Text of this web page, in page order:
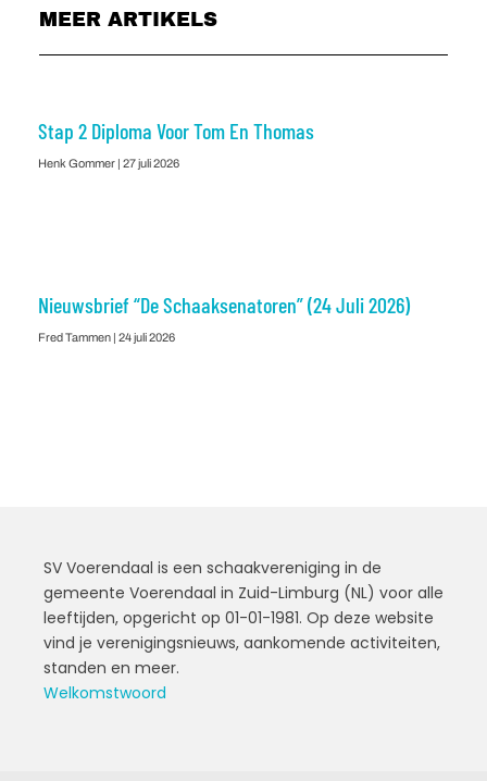
MEER ARTIKELS
Stap 2 Diploma Voor Tom En Thomas
Henk Gommer 27 juli 2026
Nieuwsbrief “De Schaaksenatoren” (24 Juli 2026)
Fred Tammen 24 juli 2026
SV Voerendaal is een schaakvereniging in de
gemeente Voerendaal in Zuid-Limburg (NL) voor alle
leeftijden, opgericht op 01-01-1981. Op deze website
vind je verenigingsnieuws, aankomende activiteiten,
standen en meer.
Welkomstwoord